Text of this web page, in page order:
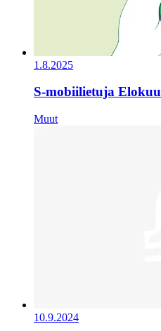
1.8.2025
S-mobiilietuja Elokuu
Muut
10.9.2024